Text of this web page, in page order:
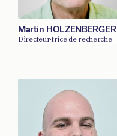
Martin HOLZENBERGER
Directeur·trice de recherche